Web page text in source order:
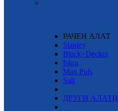
РАЧЕН АЛАТ
Stanley
Black+Decker
Iskra
Max Puls
Sali
ДРУГИ АЛАТИ